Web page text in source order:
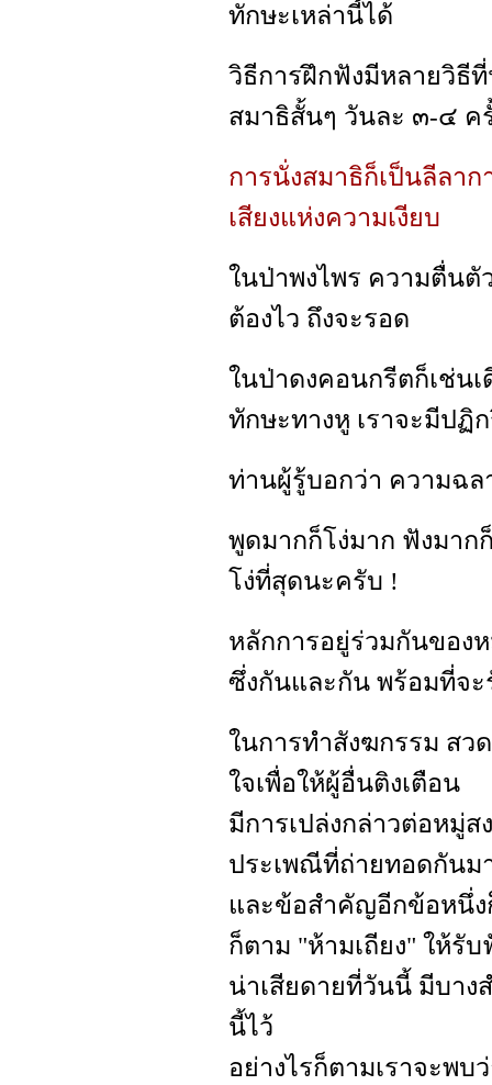
ทักษะเหล่านี้ได้
วิธีการฝึกฟังมีหลายวิธี
สมาธิสั้นๆ วันละ ๓-๔ ค
การนั่งสมาธิก็เป็นลีลา
เสียงแห่งความเงียบ
ในป่าพงไพร ความตื่นตั
ต้องไว ถึงจะรอด
ในป่าดงคอนกรีตก็เช่น
ทักษะทางหู เราจะมีป
ท่านผู้รู้บอกว่า ความฉ
พูดมากก็โง่มาก ฟังมาก
โง่ที่สุดนะครับ !
หลักการอยู่ร่วมกันของ
ซึ่งกันและกัน พร้อมที่จะ
ในการทำสังฆกรรม สว
ใจเพื่อให้ผู้อื่นติงเตือน
มีการเปล่งกล่าวต่อหมู่
ประเพณีที่ถ่ายทอดกัน
และข้อสำคัญอีกข้อหนึ่ง
ก็ตาม "ห้ามเถียง" ให้รั
น่าเสียดายที่วันนี้ มีบาง
นี้ไว้
อย่างไรก็ตามเราจะพ